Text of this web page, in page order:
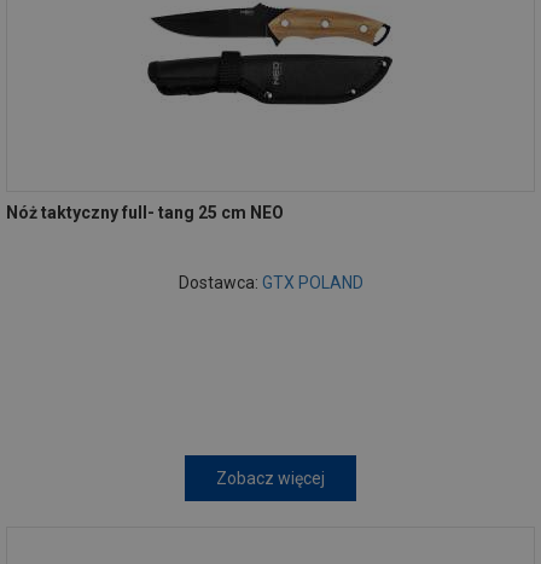
Nóż taktyczny full- tang 25 cm NEO
Dostawca: GTX POLAND
Zobacz więcej